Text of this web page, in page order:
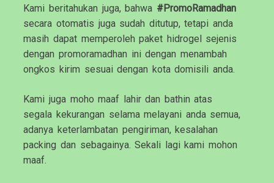
Kami beritahukan juga, bahwa #PromoRamadhan
secara otomatis juga sudah ditutup, tetapi anda
masih dapat memperoleh paket hidrogel sejenis
dengan promoramadhan ini dengan menambah
ongkos kirim sesuai dengan kota domisili anda.
Kami juga moho maaf lahir dan bathin atas
segala kekurangan selama melayani anda semua,
adanya keterlambatan pengiriman, kesalahan
packing dan sebagainya. Sekali lagi kami mohon
maaf.